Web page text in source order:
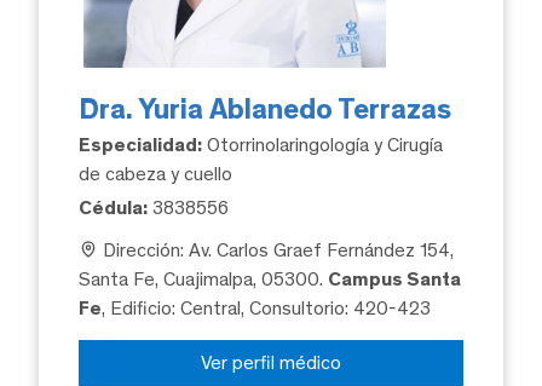
Dra. Yuria Ablanedo Terrazas
Especialidad: Otorrinolaringología y Cirugía
de cabeza y cuello
Cédula: 3838556
Dirección: Av. Carlos Graef Fernández 154,
Santa Fe, Cuajimalpa, 05300. Campus Santa
Fe, Edificio: Central, Consultorio: 420-423
Ver perfil médico